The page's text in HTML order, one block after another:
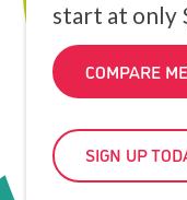
start at only
COMPARE
SIGN UP